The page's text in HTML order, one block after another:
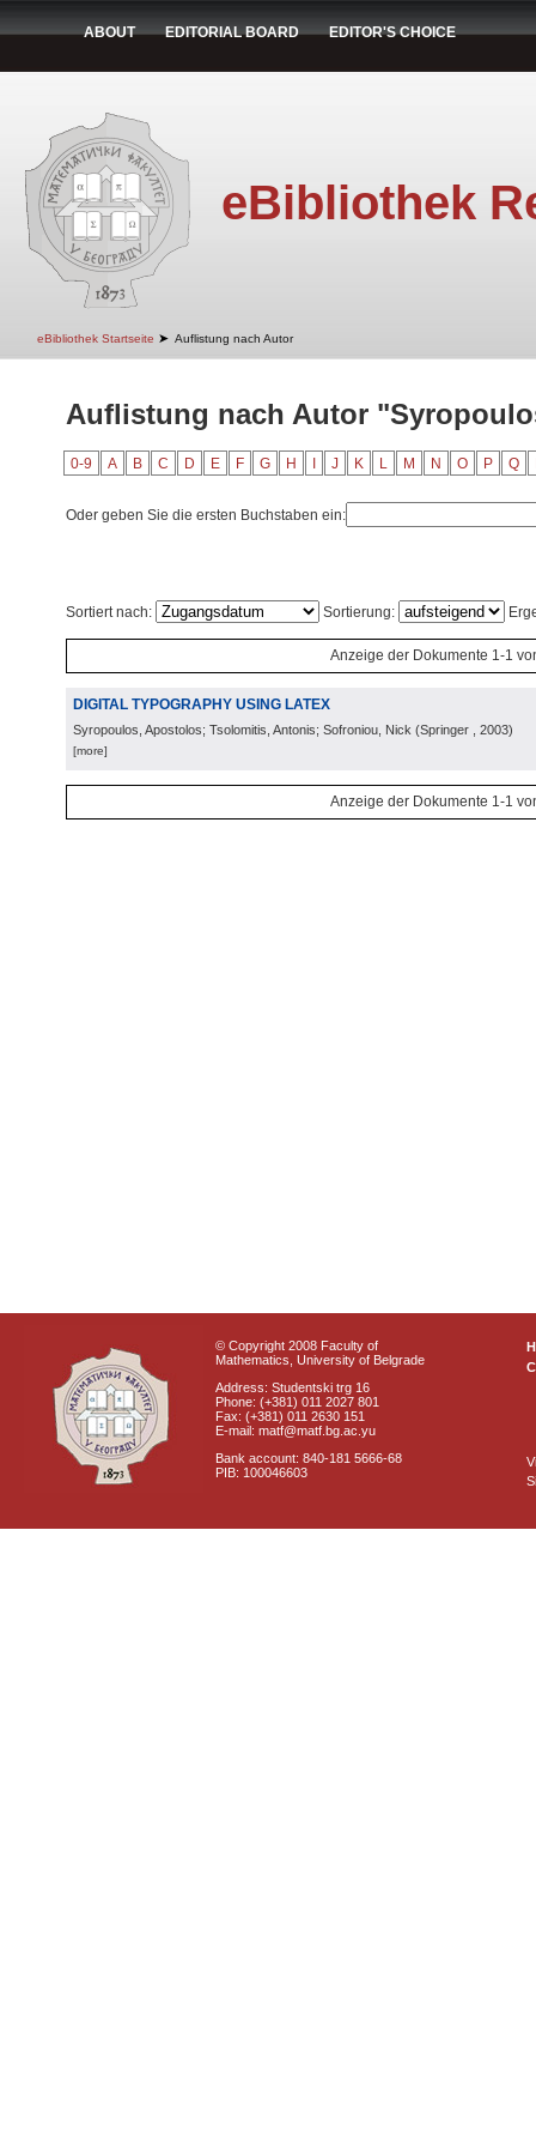
ABOUT EDITORIAL BOARD EDITOR'S CHOICE
eBibliothek
eBibliothek Startseite ➤ Auflistung nach Autor
Auflistung nach Autor
0-9 A B C D E F G H J K L M N O P Q
Oder geben Sie die ersten Buchstaben ein:
Sortiert nach: Sortierung:
Anzeige der Dokumente 1-1
DIGITAL TYPOGRAPHY USING LATEX
Syropoulos, Apostolos; Tsolomitis, Antonis; Sofroniou, Nick (Springer , 2003)
[more]
Anzeige der Dokumente 1-1
© Copyright 2008 Faculty of
Mathematics, University of Belgrade
Address: Studentski trg 16
Phone: (+381) 011 2027 801
Fax: (+381) 011 2630 151
E-mail: matf@matf.bg.ac.yu
Bank account: 840-181 5666-68
PIB: 100046603